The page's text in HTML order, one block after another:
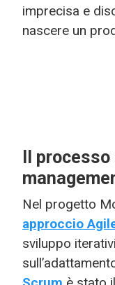
imprecisa e
nascere un
Il
Nel progetto
approccio
sviluppo